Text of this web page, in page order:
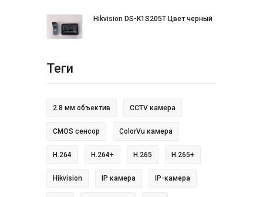
Hikvision DS-K1S205T Цвет черный
Теги
2.8 мм объектив CCTV камера
CMOS сенсор ColorVu камера
H.264 H.264+ H.265 H.265+
Hikvision IP камера IP-камера